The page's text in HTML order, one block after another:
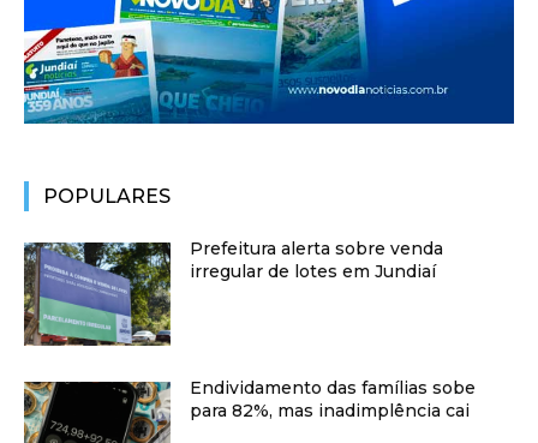
POPULARES
Prefeitura alerta sobre venda
irregular de lotes em Jundiaí
Endividamento das famílias sobe
para 82%, mas inadimplência cai